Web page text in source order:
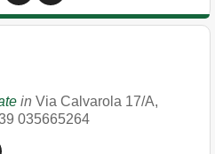
in Via Calvarola 17/A,
035665264